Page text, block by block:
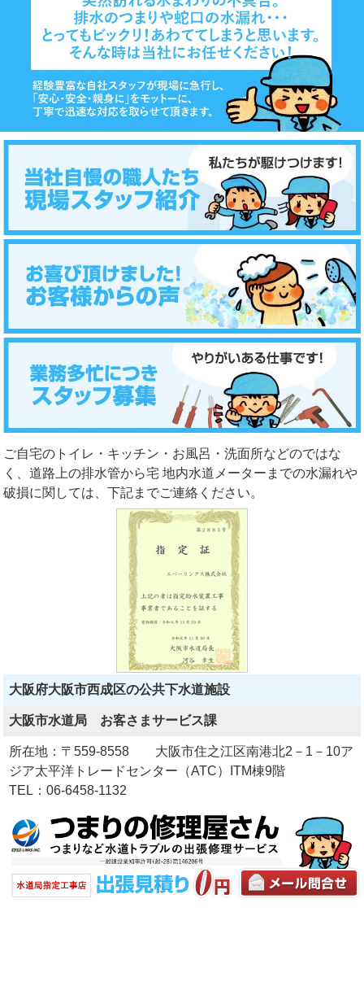
ご自宅のトイレ・キッチン・お風呂・洗面所などのではな
く、道路上の排水管から宅 地内水道メーターまでの水漏れや
破損に関しては、下記までご連絡ください。
大阪府大阪市西成区の公共下水道施設
大阪市水道局 お客さまサービス課
所在地：〒559-8558 大阪市住之江区南港北2－1－10ア
ジア太平洋トレードセンター（ATC）ITM棟9階
TEL：06-6458-1132